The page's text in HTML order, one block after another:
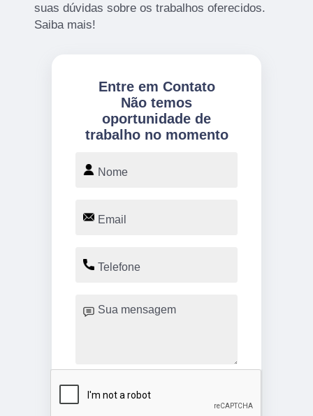
suas dúvidas sobre os trabalhos oferecidos.
Saiba mais!
Entre em Contato
Não temos
oportunidade de
trabalho no momento